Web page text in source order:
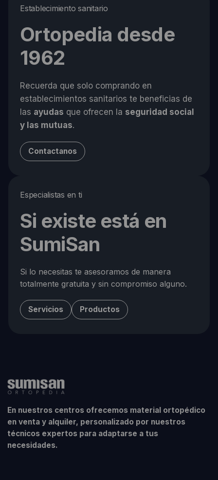
Establecimiento sanitario
Ortopedia desde
1962
Recuerda que solo comprando en
establecimientos sanitarios te beneficias de
las ayudas que ofrecen la seguridad social
y las mutuas.
Contactanos
Especialistas en ti
Si existe está en
SumiSan
Si lo necesitas te asesoramos de manera
totalmente gratuita y sin compromiso alguno.
Servicios Productos
En nuestros centros ofrecemos material ortopédico
en venta y alquiler, personalizado por nuestros
técnicos expertos para adaptarse a tus
necesidades.